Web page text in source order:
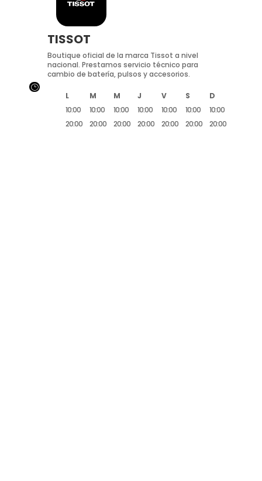
TISSOT
Boutique oficial de la marca Tissot a nivel
nacional. Prestamos servicio técnico para
cambio de batería, pulsos y accesorios.
L M M J V S
D
10:00
20:00
10:00
20:00
10:00
20:00
10:00
20:00
10:00
20:00
10:00
20:00
10:00
20:00
}